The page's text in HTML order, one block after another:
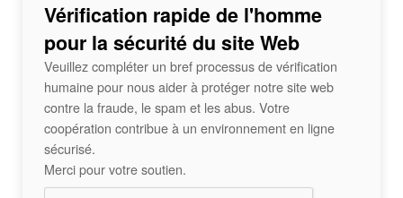
Vérification rapide de l'homme
pour la sécurité du site Web
Veuillez compléter un bref processus de vérification
humaine pour nous aider à protéger notre site web
contre la fraude, le spam et les abus. Votre
coopération contribue à un environnement en ligne
sécurisé.
Merci pour votre soutien.